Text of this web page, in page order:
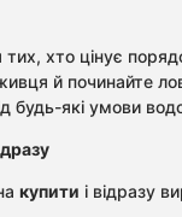
хто цінує
й починайте
будь-які умови
купити і відразу